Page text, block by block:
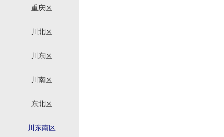
重庆区
川北区
川东区
川南区
东北区
川东南区